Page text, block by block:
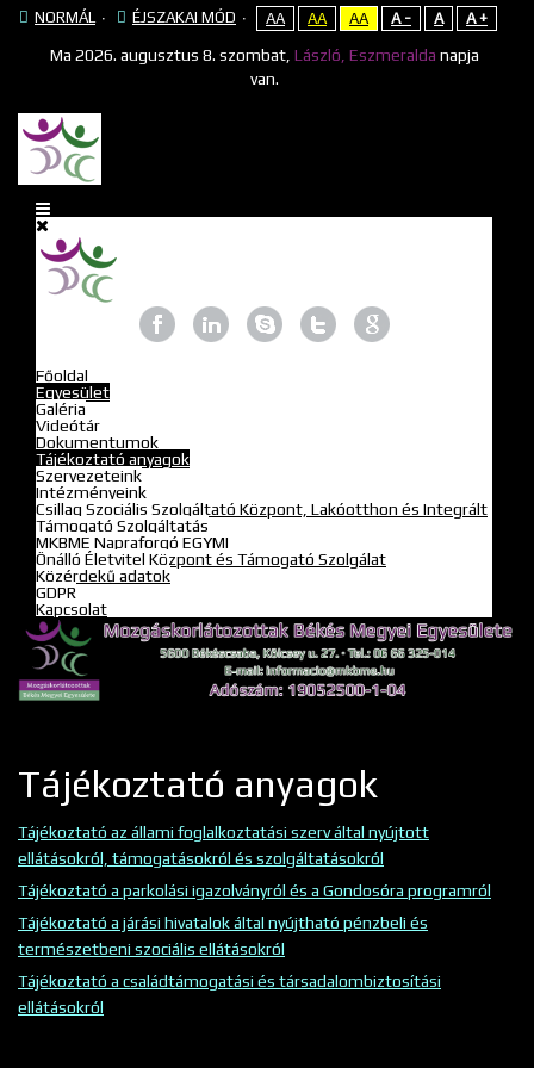
NORMÁL ÉJSZAKAI MÓD AA AA AA A - A A +
Ma 2026. augusztus 8. szombat, László, Eszmeralda napja
van.
Főoldal
Egyesület
Galéria
Videótár
Dokumentumok
Tájékoztató anyagok
Szervezeteink
Intézményeink
Csillag Szociális Szolgáltató Központ, Lakóotthon és Integrált
Támogató Szolgáltatás
MKBME Napraforgó EGYMI
Önálló Életvitel Központ és Támogató Szolgálat
Közérdekű adatok
GDPR
Kapcsolat
Tájékoztató anyagok
Tájékoztató az állami foglalkoztatási szerv által nyújtott
ellátásokról, támogatásokról és szolgáltatásokról
Tájékoztató a parkolási igazolványról és a Gondosóra programról
Tájékoztató a járási hivatalok által nyújtható pénzbeli és
természetbeni szociális ellátásokról
Tájékoztató a családtámogatási és társadalombiztosítási
ellátásokról